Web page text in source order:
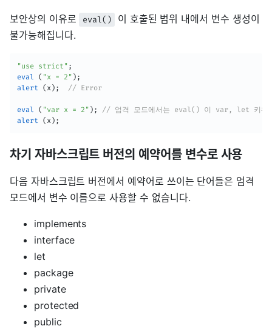
보안상의 이유로 eval()
이 호출된 범위 내에서 변수 생성이
불가능해집니다.
"use strict" ;
eval
( "x = 2" ) ;
alert
( x ) ; // Error
eval ( "var x = 2" ) ;
// 엄격 모드에서는 eval() 이 var, let 키워드
alert
( x ) ;
차기 자바스크립트 버전의 예약어를 변수로 사용
다음 자바스크립트 버전에서 예약어로 쓰이는 단어들은 엄격
모드에서 변수 이름으로 사용할 수 없습니다.
implements
interface
let
package
private
protected
public